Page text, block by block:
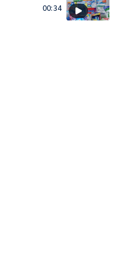
00:34